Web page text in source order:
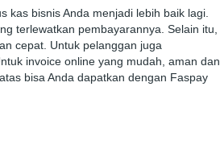
kas bisnis Anda menjadi lebih baik lagi.
terlewatkan pembayarannya. Selain itu,
cepat. Untuk pelanggan juga
invoice online yang mudah, aman dan
bisa Anda dapatkan dengan Faspay